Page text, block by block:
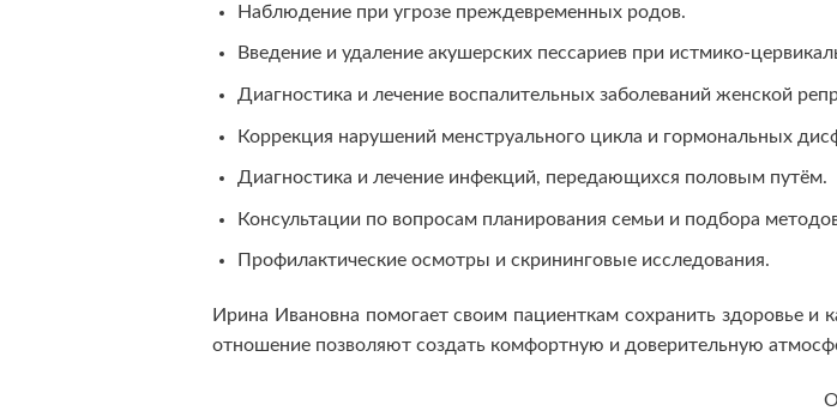
Наблюдение при угрозе преждевременных родов.
Введение и удаление акушерских пессариев при истмико-
Диагностика и лечение воспалительных заболеваний женской
Коррекция нарушений менструального цикла и гормональных
Диагностика и лечение инфекций, передающихся половым путём.
Консультации по вопросам планирования семьи и подбора
Профилактические осмотры и скрининговые исследования.
Ирина Ивановна помогает своим пациенткам сохранить здоровье
отношение позволяют создать комфортную и доверительную